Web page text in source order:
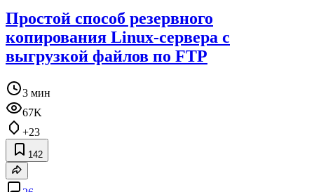
Простой способ резервного
копирования Linux-сервера с
выгрузкой файлов по FTP
3 мин
67K
+23
142